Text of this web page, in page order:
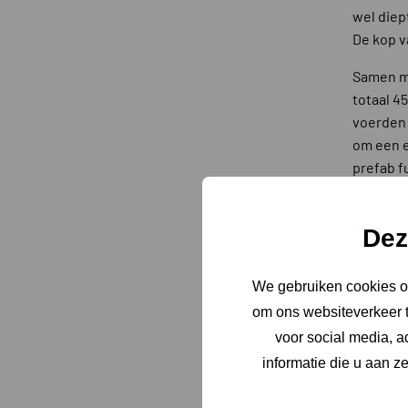
We gebruiken cookies
om ons websiteverkeer
voor social media,
informatie die u aan
wel
De kop
Samen
totaal
voerden
om een
prefab
terug
de